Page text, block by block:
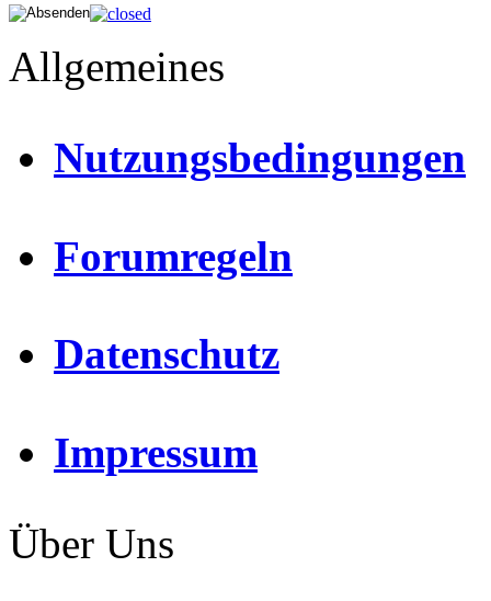
Allgemeines
Nutzungsbedingungen
Forumregeln
Datenschutz
Impressum
Über Uns